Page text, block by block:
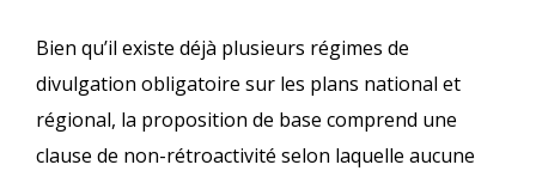
Bien qu’il existe déjà plusieurs régimes de
divulgation obligatoire sur les plans national et
régional, la proposition de base comprend une
clause de non-rétroactivité selon laquelle aucune